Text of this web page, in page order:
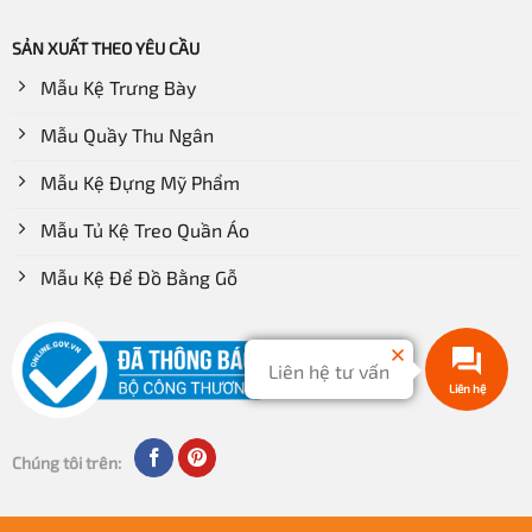
Khách sạn
Khu resort
Siêu thị mini
Các showroom
Hội chợ triển lãm
Trung tâm thương mại
SẢN XUẤT THEO YÊU CẦU
Mẫu Kệ Trưng Bày
Mẫu Quầy Thu Ngân
Mẫu Kệ Đựng Mỹ Phẩm
Mẫu Tủ Kệ Treo Quần Áo
Mẫu Kệ Để Đồ Bằng Gỗ
Chúng tôi trên:
Liên hệ
Liên hệ tư vấn